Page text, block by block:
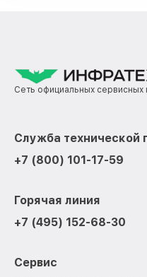
Сеть официальных сервисных
Служба технической
+7 (800) 101-17-59
Горячая линия
+7 (495) 152-68-30
Сервис